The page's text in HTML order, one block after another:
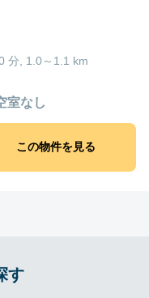
分, 1.0～1.1 km
室なし
この物件を見る
す